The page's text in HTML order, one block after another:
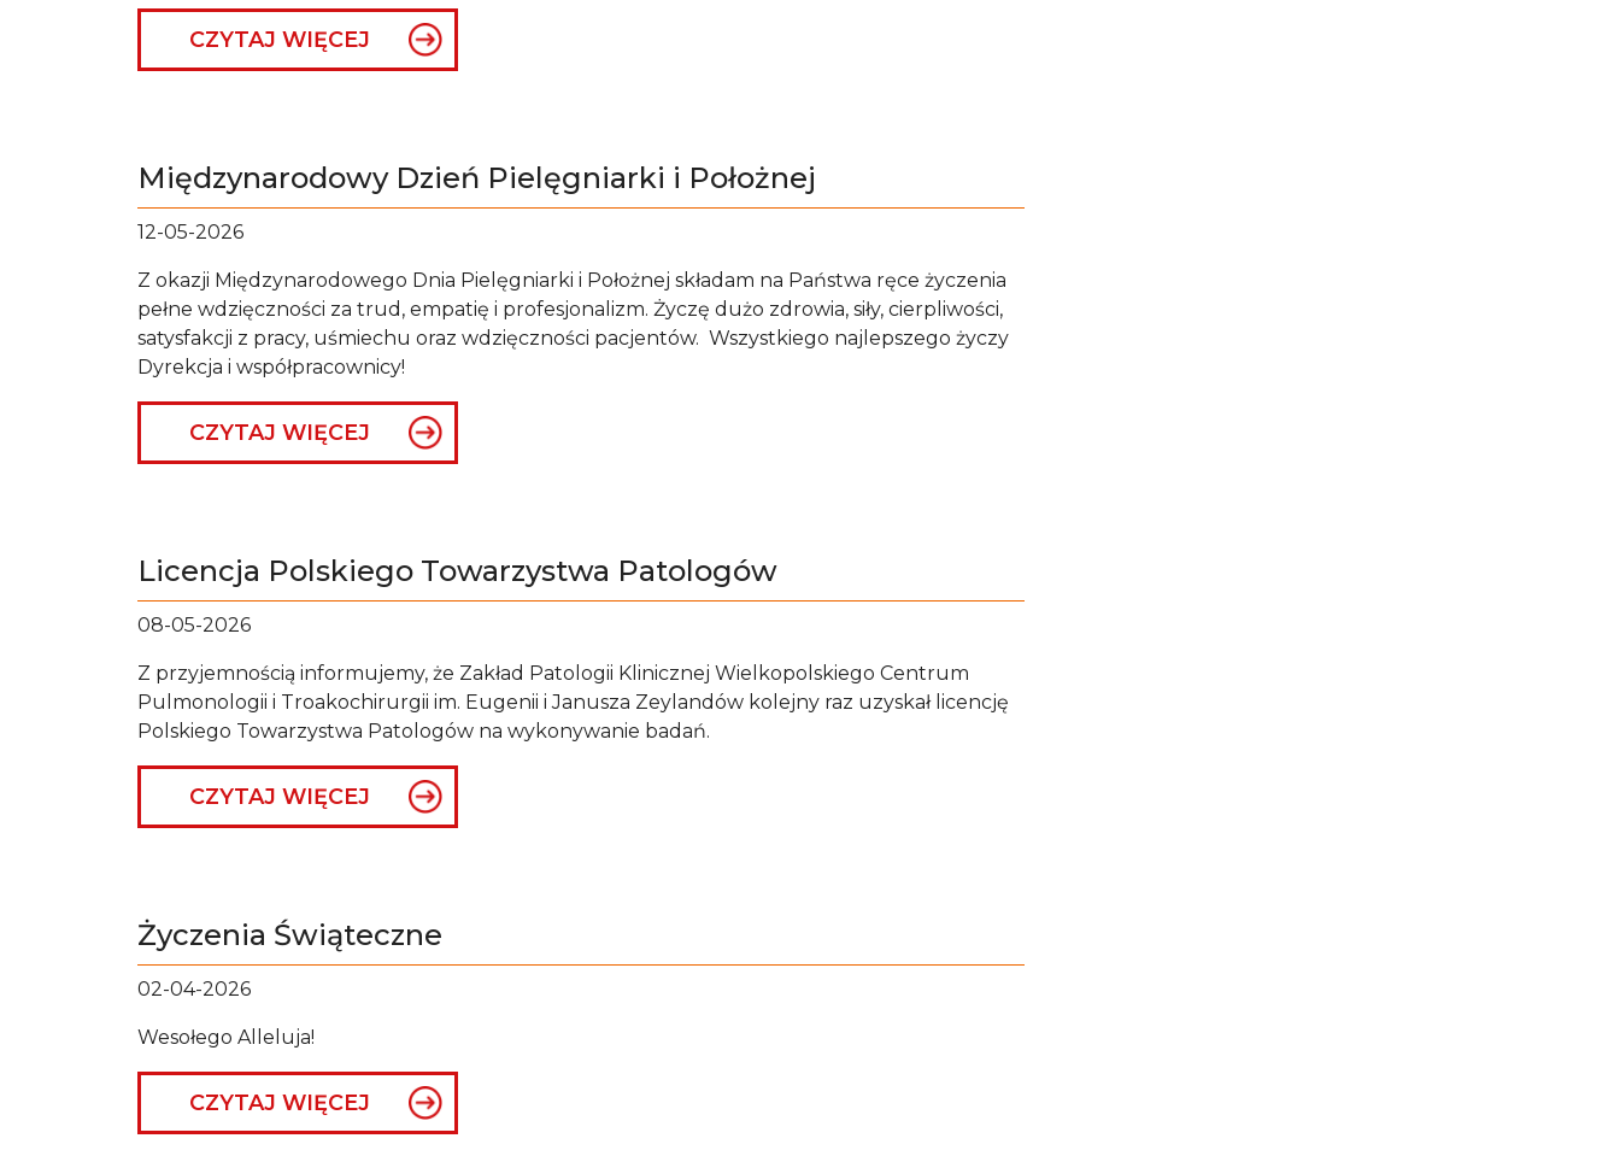
CZYTAJ WIĘCEJ
Międzynarodowy Dzień Pielęgniarki i Położnej
12-05-2026
Z okazji Międzynarodowego Dnia Pielęgniarki i Położnej składam na Państwa ręce życzenia
pełne wdzięczności za trud, empatię i profesjonalizm. Życzę dużo zdrowia, siły, cierpliwości,
satysfakcji z pracy, uśmiechu oraz wdzięczności pacjentów. Wszystkiego najlepszego życzy
Dyrekcja i współpracownicy!
CZYTAJ WIĘCEJ
Licencja Polskiego Towarzystwa Patologów
08-05-2026
Z przyjemnością informujemy, że Zakład Patologii Klinicznej Wielkopolskiego Centrum
Pulmonologii i Troakochirurgii im. Eugenii i Janusza Zeylandów kolejny raz uzyskał licencję
Polskiego Towarzystwa Patologów na wykonywanie badań.
CZYTAJ WIĘCEJ
Życzenia Świąteczne
02-04-2026
Wesołego Alleluja!
CZYTAJ WIĘCEJ